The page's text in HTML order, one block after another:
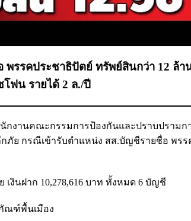
รคประชาธิปัตย์ ทรัพย์สินกว่า 12 ล้าน
ฟน รายได้ 2 ล./ปี
นักงานคณะกรรมการป้องกันและปราบปราม
ย กรณีเข้ารับตำแหน่ง สส.บัญชีรายชื่อ พรร
เงินฝาก 10,278,616 บาท ทั้งหมด 6 บัญชี
ภัณฑ์พื้นเมือง